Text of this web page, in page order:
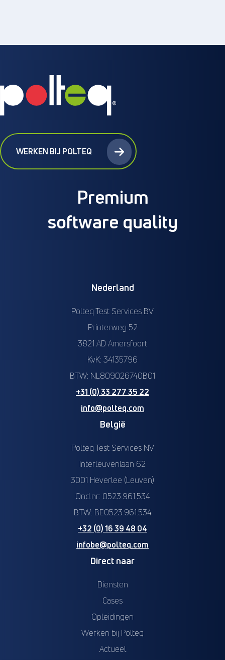
WERKEN BIJ POLTEQ
Premium
software quality
Nederland
Polteq Test Services BV
Printerweg 52
3821 AD Amersfoort
KvK: 34135796
BTW: NL809026740B01
+31 (0) 33 277 35 22
info@polteq.com
België
Polteq Test Services NV
Interleuvenlaan 62
3001 Heverlee (Leuven)
Ond.nr: 0523.961.534
BTW: BE0523.961.534
+32 (0) 16 39 48 04
infobe@polteq.com
Direct naar
Diensten
Cases
Opleidingen
Werken bij Polteq
Actueel